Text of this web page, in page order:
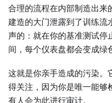
合理的流程在内部制造出来
建造的大门泄露到了训练流
声的：就在你的基准测试停
间，每个仪表盘都会变成绿
这就是你亲手造成的污染。
得关注，因为你是唯一能
有人会为此进行审计。